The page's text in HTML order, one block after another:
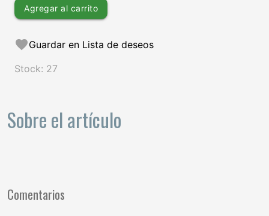
Agregar al carrito
favoriteGuardar en Lista de deseos
Stock: 27
Sobre el artículo
Comentarios